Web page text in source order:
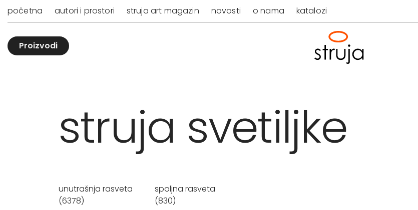
početna autori i prostori struja art magazin novosti o nama katalozi
Proizvodi
struja svetiljke
unutrašnja rasveta
(6378)
spoljna rasveta
(830)